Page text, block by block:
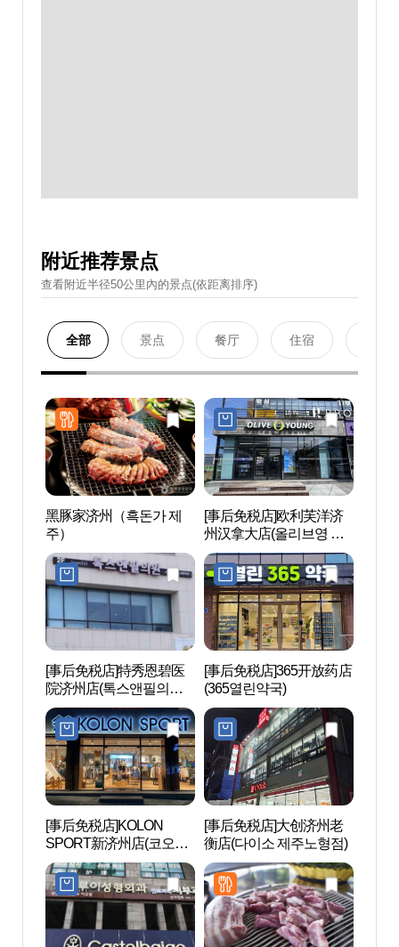
附近推荐景点
查看附近半径50公里內的景点(依距离排序)
全部 景点 餐厅 住宿
黑豚家济州（흑돈가 제
주）
[事后免税店]欧利芙洋济
州汉拿大店(올리브영 제
주한라대점)
[事后免税店]特秀恩碧医
院济州店(톡스앤필의원
제주점)
[事后免税店]365开放药店
(365열린약국)
[事后免税店]KOLON
SPORT新济州店(코오롱
스포츠 신제주점)
[事后免税店]大创济州老
衡店(다이소 제주노형점)